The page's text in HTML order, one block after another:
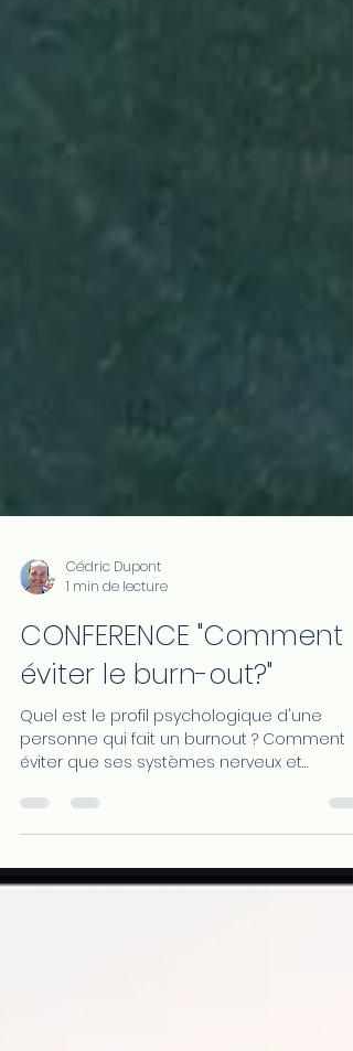
Cédric Dupont
1 min de lecture
CONFERENCE "Comment
éviter le burn-out?"
personne qui fait un burnout ? Comment
éviter que ses systèmes nerveux et
émotions ravalées provoquent-elles de